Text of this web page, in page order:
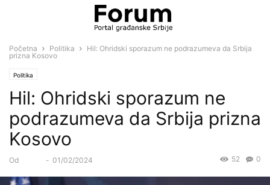
Početna Politika
Hil: Ohridski sporazum ne podrazumeva da Srbija
prizna Kosovo
Politika
Hil: Ohridski sporazum ne
podrazumeva da Srbija prizna
Kosovo
Od - 01/02/2024 0
52